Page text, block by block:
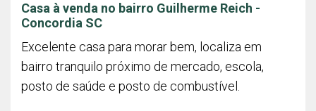
Casa à venda no bairro Guilherme Reich -
Concordia SC
Excelente casa para morar bem, localiza em
bairro tranquilo próximo de mercado, escola,
posto de saúde e posto de combustível.